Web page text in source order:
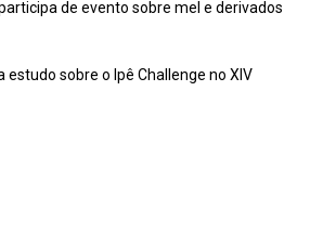
de evento sobre mel e derivados
estudo sobre o Ipê Challenge no XIV